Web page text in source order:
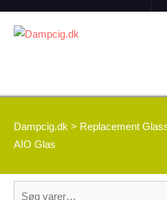
Dampcig.dk > Replacement
AIO Glas